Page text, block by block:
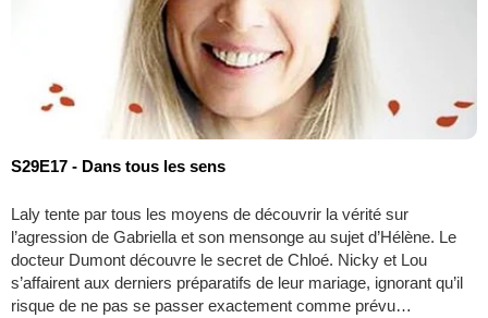
S29E17 - Dans tous les sens
Laly tente par tous les moyens de découvrir la vérité sur
l’agression de Gabriella et son mensonge au sujet d’Hélène. Le
docteur Dumont découvre le secret de Chloé. Nicky et Lou
s’affairent aux derniers préparatifs de leur mariage, ignorant qu’il
risque de ne pas se passer exactement comme prévu…